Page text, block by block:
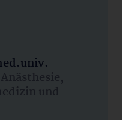
und